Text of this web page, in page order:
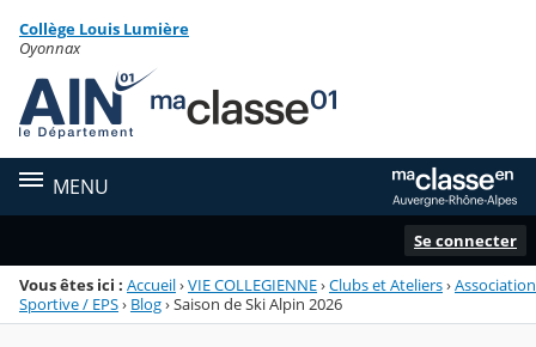
Menu de la rubrique
Contenu
Collège Louis Lumière
Oyonnax
MENU
Se connecter
Vous êtes ici : Accueil›VIE COLLEGIENNE›Clubs et Ateliers›Association
Sportive / EPS› Blog›Saison de Ski Alpin 2026